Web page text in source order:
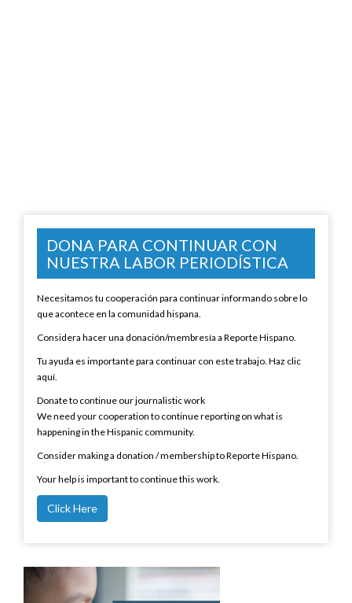
DONA PARA CONTINUAR CON
NUESTRA LABOR PERIODÍSTICA
Necesitamos tu cooperación para continuar informando sobre lo
que acontece en la comunidad hispana.
Considera hacer una donación/membresía a Reporte Hispano.
Tu ayuda es importante para continuar con este trabajo. Haz clic
aquí.
Donate to continue our journalistic work
We need your cooperation to continue reporting on what is
happening in the Hispanic community.
Consider making a donation / membership to Reporte Hispano.
Your help is important to continue this work.
Click Here